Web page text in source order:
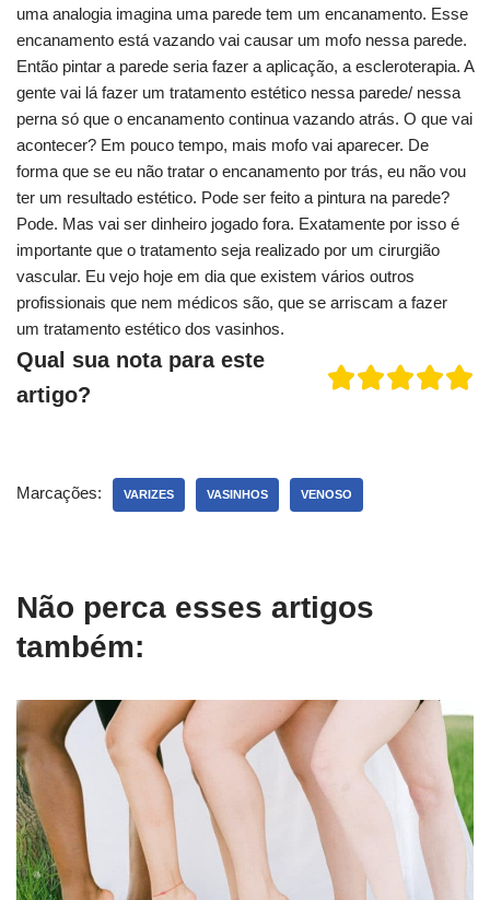
uma analogia imagina uma parede tem um encanamento. Esse
encanamento está vazando vai causar um mofo nessa parede.
Então pintar a parede seria fazer a aplicação, a escleroterapia. A
gente vai lá fazer um tratamento estético nessa parede/ nessa
perna só que o encanamento continua vazando atrás. O que vai
acontecer? Em pouco tempo, mais mofo vai aparecer. De
forma que se eu não tratar o encanamento por trás, eu não vou
ter um resultado estético. Pode ser feito a pintura na parede?
Pode. Mas vai ser dinheiro jogado fora. Exatamente por isso é
importante que o tratamento seja realizado por um cirurgião
vascular. Eu vejo hoje em dia que existem vários outros
profissionais que nem médicos são, que se arriscam a fazer
um tratamento estético dos vasinhos.
Qual sua nota para este
artigo?
Marcações: VARIZES VASINHOS VENOSO
Não perca esses artigos
também: